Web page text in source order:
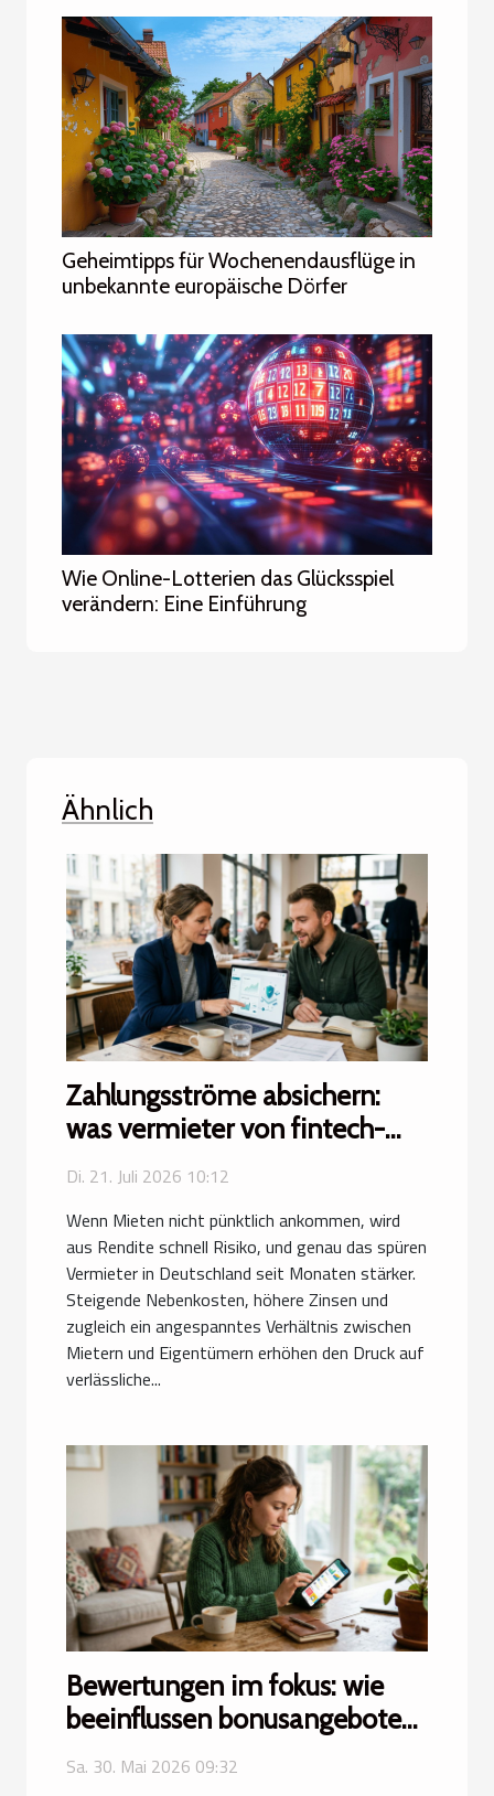
Geheimtipps für Wochenendausflüge in
unbekannte europäische Dörfer
Wie Online-Lotterien das Glücksspiel
verändern: Eine Einführung
Ähnlich
Zahlungsströme absichern:
was vermieter von fintech-
Di. 21. Juli 2026 10:12
Wenn Mieten nicht pünktlich ankommen, wird
aus Rendite schnell Risiko, und genau das spüren
Vermieter in Deutschland seit Monaten stärker.
Steigende Nebenkosten, höhere Zinsen und
zugleich ein angespanntes Verhältnis zwischen
Mietern und Eigentümern erhöhen den Druck auf
verlässliche...
Bewertungen im fokus: wie
beeinflussen bonusangebote
mein spielverhalten wirklich
Sa. 30. Mai 2026 09:32